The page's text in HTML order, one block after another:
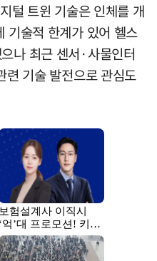
털 트윈 기술은 인체를 개
기술적 한계가 있어 헬스
나 최근 센서·사물인터
기술 발전으로 관심도